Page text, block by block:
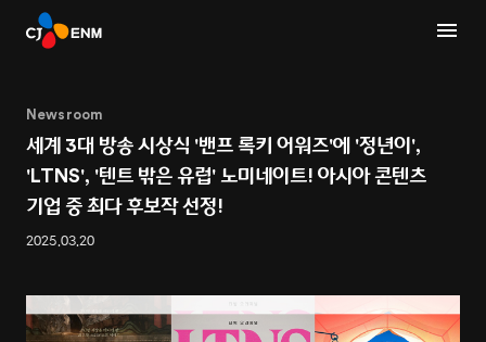
Newsroom
세계 3대 방송 시상식 '밴프 록키 어워즈'에 '정년이',
'LTNS', '텐트 밖은 유럽' 노미네이트! 아시아 콘텐츠
기업 중 최다 후보작 선정!
2025.03.20